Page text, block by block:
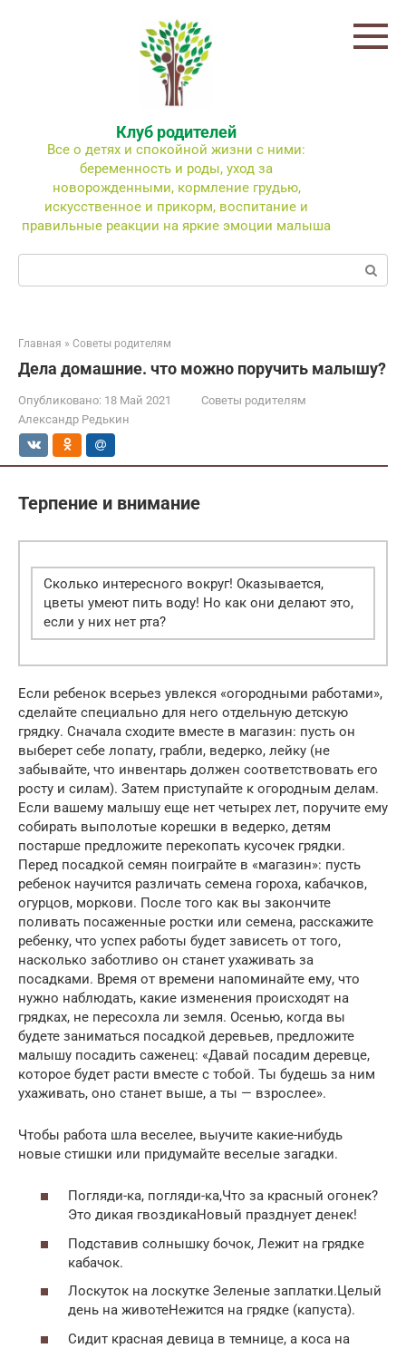
Клуб родителей
Все о детях и спокойной жизни с ними:
беременность и роды, уход за
новорожденными, кормление грудью,
искусственное и прикорм, воспитание и
правильные реакции на яркие эмоции малыша
Поиск:
Главная » Советы родителям
Дела домашние. что можно поручить малышу?
Опубликовано: 18 Май 2021
Советы родителям
Александр Редькин
Терпение и внимание
Сколько интересного вокруг! Оказывается,
цветы умеют пить воду! Но как они делают это,
если у них нет рта?
Если ребенок всерьез увлекся «огородными работами»,
сделайте специально для него отдельную детскую
грядку. Сначала сходите вместе в магазин: пусть он
выберет себе лопату, грабли, ведерко, лейку (не
забывайте, что инвентарь должен соответствовать его
росту и силам). Затем приступайте к огородным делам.
Если вашему малышу еще нет четырех лет, поручите ему
собирать выполотые корешки в ведерко, детям
постарше предложите перекопать кусочек грядки.
Перед посадкой семян поиграйте в «магазин»: пусть
ребенок научится различать семена гороха, кабачков,
огурцов, моркови. После того как вы закончите
поливать посаженные ростки или семена, расскажите
ребенку, что успех работы будет зависеть от того,
насколько заботливо он станет ухаживать за
посадками. Время от времени напоминайте ему, что
нужно наблюдать, какие изменения происходят на
грядках, не пересохла ли земля. Осенью, когда вы
будете заниматься посадкой деревьев, предложите
малышу посадить саженец: «Давай посадим деревце,
которое будет расти вместе с тобой. Ты будешь за ним
ухаживать, оно станет выше, а ты — взрослее».
Чтобы работа шла веселее, выучите какие-нибудь
новые стишки или придумайте веселые загадки.
Погляди-ка, погляди-ка,Что за красный огонек?
Это дикая гвоздикаНовый празднует денек!
Подставив солнышку бочок, Лежит на грядке
кабачок.
Лоскуток на лоскутке Зеленые заплатки.Целый
день на животеНежится на грядке (капуста).
Сидит красная девица в темнице, а коса на